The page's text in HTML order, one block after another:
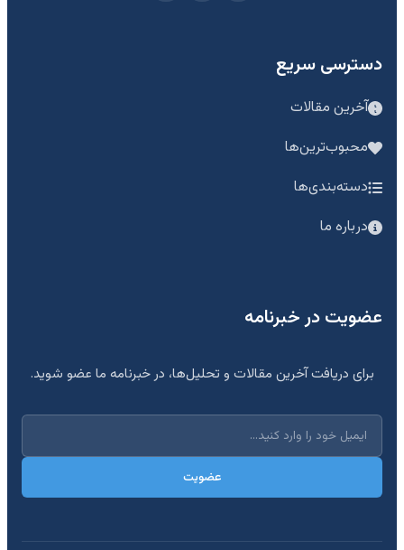
دسترسی سریع
آخرین مقالات
محبوب‌ترین‌ها
دسته‌بندی‌ها
درباره ما
عضویت در خبرنامه
برای دریافت آخرین مقالات و تحلیل‌ها، در خبرنامه ما عضو شوید.
عضویت